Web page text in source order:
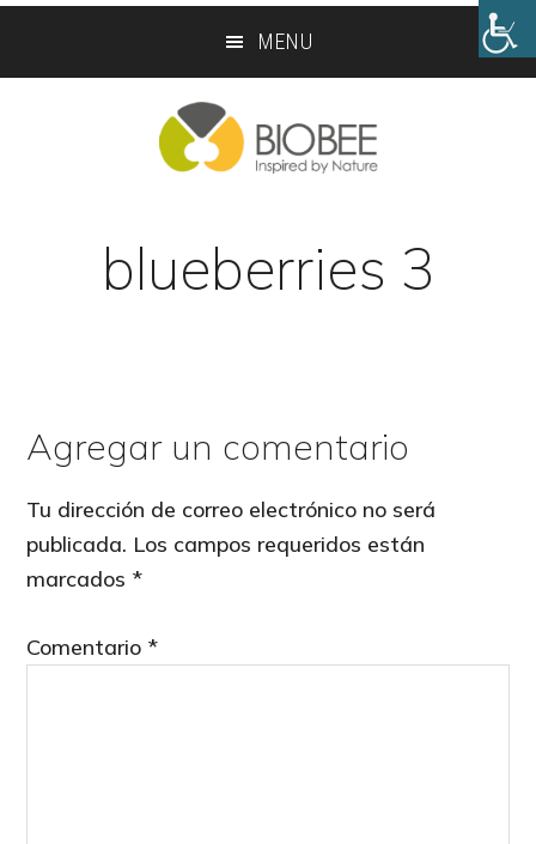
MENU
blueberries 3
Reader
Interactions
Agregar un comentario
Tu dirección de correo electrónico no será
publicada. Los campos requeridos están
marcados *
Comentario *